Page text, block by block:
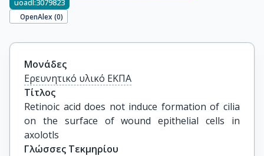
OpenAlex (0)
Μονάδες
Ερευνητικό υλικό ΕΚΠΑ
Τίτλος
Retinoic acid does not induce formation of cilia
on the surface of wound epithelial cells in
axolotls
Γλώσσες Τεκμηρίου